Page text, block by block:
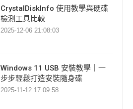
CrystalDiskInfo 使用教學與硬碟
檢測工具比較
2025-12-06 21:08:03
Windows 11 USB 安裝教學｜一
步步輕鬆打造安裝隨身碟
2025-11-12 17:09:58